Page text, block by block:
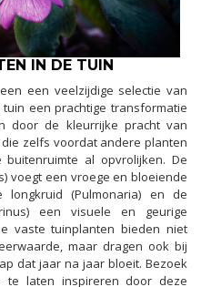
IN DE TUIN
een veelzijdige selectie van
een prachtige transformatie
door de kleurrijke pracht van
zelfs voordat andere planten
al opvrolijken. De
voegt een vroege en bloeiende
(Pulmonaria) en de
een visuele en geurige
vaste tuinplanten bieden niet
maar dragen ook bij
dat jaar na jaar bloeit. Bezoek
te laten inspireren door deze